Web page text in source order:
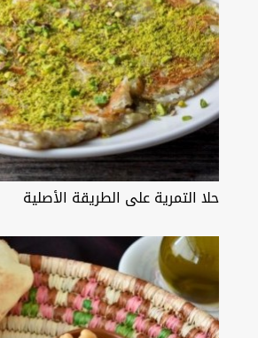
حلا التمرية على الطريقة الأصلية